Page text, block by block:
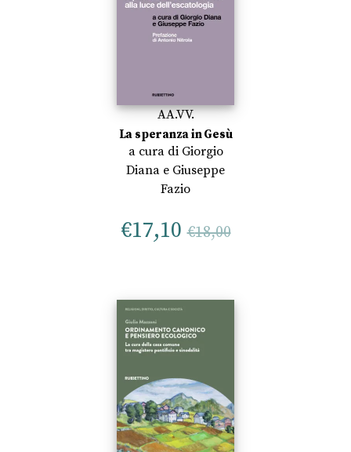
AA.VV.
La speranza in Gesù
a cura di Giorgio
Diana e Giuseppe
Fazio
€17,10 €18,00